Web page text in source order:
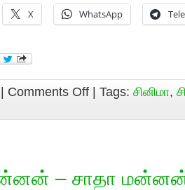
X WhatsApp
| Comments Off | Tags: சினிமா,
– சாதா